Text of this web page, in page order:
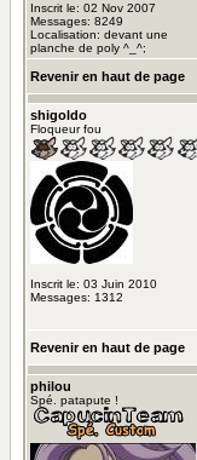
Inscrit le: 02 Nov 2007
Messages: 8249
Localisation: devant une
planche de poly ^_^;
Revenir en haut de page
shigoldo
Floqueur fou
Inscrit le: 03 Juin 2010
Messages: 1312
Revenir en haut de page
philou
Spé. patapute !